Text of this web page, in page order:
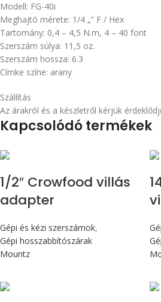
Modell: FG-40i
Meghajtó mérete: 1/4 „” F / Hex
Tartomány: 0,4 – 4,5 N.m, 4 – 40 font
Szerszám súlya: 11,5 oz.
Szerszám hossza: 6.3
Címke színe: arany
Szállítás
Az árakról és a készletről kérjük
Kapcsolódó termékek
1/2″ Crowfood villás
adapter
Gépi és kézi szerszámok,
Gépi hosszabbítószárak
Mountz